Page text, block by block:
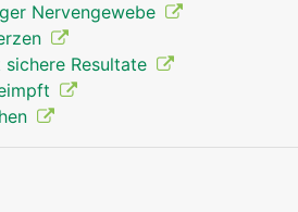
Nervengewebe
Resultate